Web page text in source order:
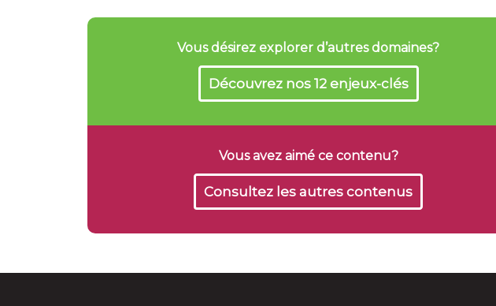
Vous désirez explorer d’autres domaines?
Découvrez nos 12 enjeux-clés
Vous avez aimé ce contenu?
Consultez les autres contenus